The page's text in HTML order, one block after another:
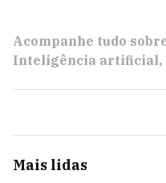
Acompanhe tudo
Inteligência artificial
Mais lidas